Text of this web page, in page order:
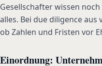
Gesellschafter wissen
alles. Bei due diligence
ob Zahlen und Fristen vor
Einordnung: